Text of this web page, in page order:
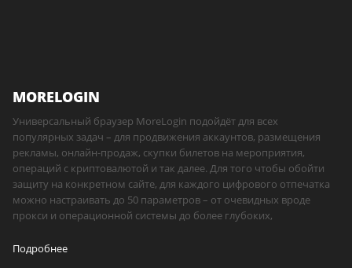
MORELOGIN
Универсальный браузер MoreLogin подойдёт для всех
популярных задач – для продвижения аккаунтов, размещения
рекламы, онлайн-продаж, скупки билетов на мероприятия,
операций с криптовалютой и так далее. Для того чтобы обойти
защиту на конкретном сайте, для каждого цифрового отпечатка
можно настраивать до 50 параметров – от очевидных вроде
прокси и операционной системы до более глубоких,
Подробнее